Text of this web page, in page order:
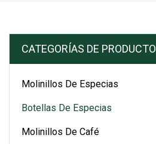
CATEGORÍAS DE PRODUCTO
Molinillos De Especias
Botellas De Especias
Molinillos De Café